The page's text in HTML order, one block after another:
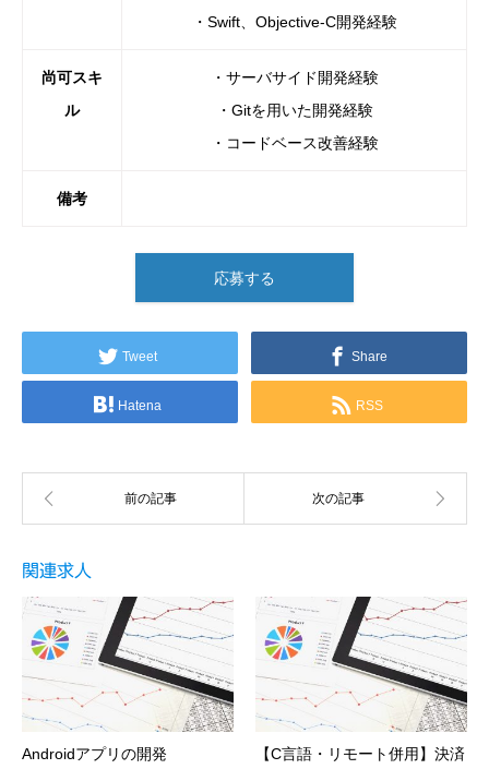
・Swift、Objective-C開発経験
尚可スキ
ル
・サーバサイド開発経験
・Gitを用いた開発経験
・コードベース改善経験
備考
応募する
Tweet Share
Hatena RSS
関連求人
Androidアプリの開発
【C言語・リモート併用】決済